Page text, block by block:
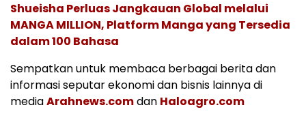
Shueisha Perluas Jangkauan Global melalui
MANGA MILLION, Platform Manga yang Tersedia
dalam 100 Bahasa
Sempatkan untuk membaca berbagai berita dan
informasi seputar ekonomi dan bisnis lainnya di
mediaArahnews.comdan Haloagro.com